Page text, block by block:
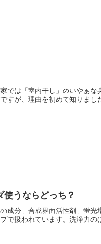
では「室内干し」のいやぁな
すが、理由を初めて知りまし
うならどっち？
成分、合成界面活性剤、蛍光
で扱われています。洗浄力の